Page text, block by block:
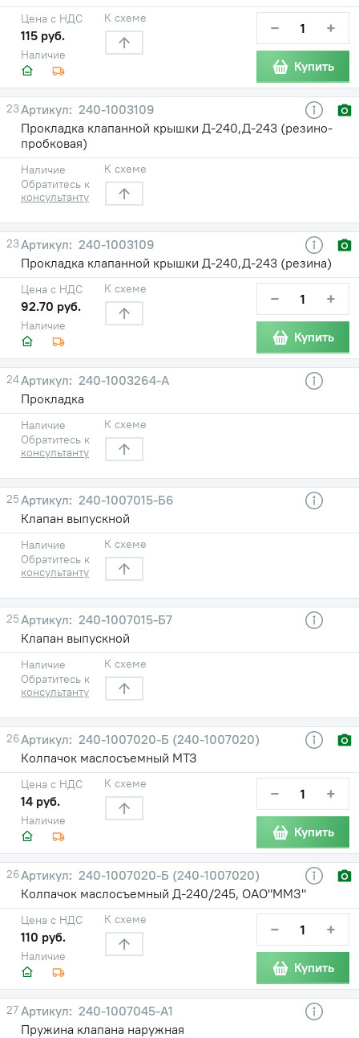
Наличие
Цена с НДС
115 руб.
К схеме − +
Купить
23
240-1003109
Прокладка клапанной крышки Д-240,Д-243 (резино-
пробковая)
Наличие
Обратитесь к
консультанту
К схеме
23
240-1003109
Прокладка клапанной крышки Д-240,Д-243 (резина)
Наличие
Цена с НДС
92.70 руб.
К схеме − +
Купить
24
240-1003264-А
Прокладка
Наличие
Обратитесь к
консультанту
К схеме
25
240-1007015-Б6
Клапан выпускной
Наличие
Обратитесь к
консультанту
К схеме
25
240-1007015-Б7
Клапан выпускной
Наличие
Обратитесь к
консультанту
К схеме
26
240-1007020-Б (240-1007020)
Колпачок маслосъемный МТЗ
Наличие
Цена с НДС
14 руб.
К схеме − +
Купить
26
240-1007020-Б (240-1007020)
Колпачок маслосъемный Д-240/245, ОАО"ММЗ"
Наличие
Цена с НДС
110 руб.
К схеме − +
Купить
27
240-1007045-А1
Пружина клапана наружная